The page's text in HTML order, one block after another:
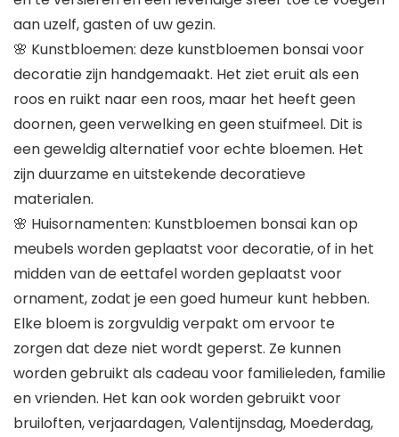
aan uzelf, gasten of uw gezin.
🌸 Kunstbloemen: deze kunstbloemen bonsai voor
decoratie zijn handgemaakt. Het ziet eruit als een
roos en ruikt naar een roos, maar het heeft geen
doornen, geen verwelking en geen stuifmeel. Dit is
een geweldig alternatief voor echte bloemen. Het
zijn duurzame en uitstekende decoratieve
materialen.
🌸 Huisornamenten: Kunstbloemen bonsai kan op
meubels worden geplaatst voor decoratie, of in het
midden van de eettafel worden geplaatst voor
ornament, zodat je een goed humeur kunt hebben.
Elke bloem is zorgvuldig verpakt om ervoor te
zorgen dat deze niet wordt geperst. Ze kunnen
worden gebruikt als cadeau voor familieleden, familie
en vrienden. Het kan ook worden gebruikt voor
bruiloften, verjaardagen, Valentijnsdag, Moederdag,